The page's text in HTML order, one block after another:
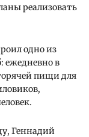
реализовать
одно из
ежедневно в
пищи для
Геннадий